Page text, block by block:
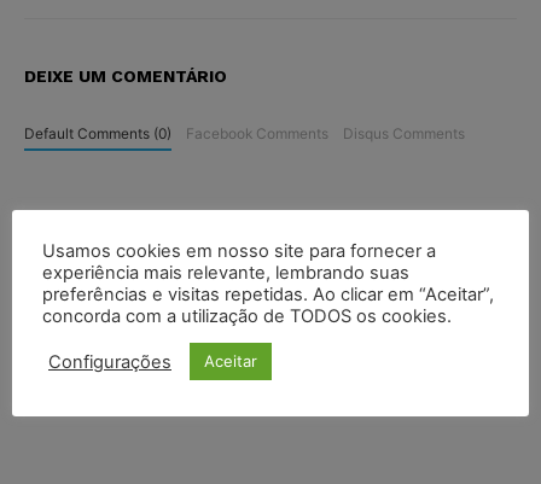
DEIXE UM COMENTÁRIO
Default Comments (0) Facebook Comments Disqus Comments
Usamos cookies em nosso site para fornecer a
experiência mais relevante, lembrando suas
preferências e visitas repetidas. Ao clicar em “Aceitar”,
concorda com a utilização de TODOS os cookies.
Configurações Aceitar